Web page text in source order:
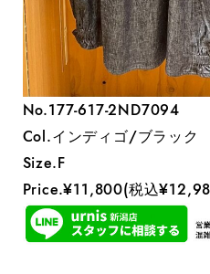
No.177-617-2ND7094
Col.インディゴ/ブラック
Size.F
Price.¥11,800(税込